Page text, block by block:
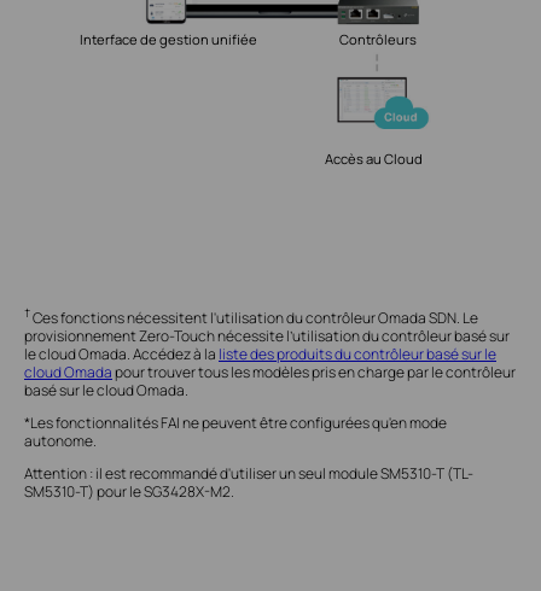
Interface de gestion unifiée Contrôleurs
Accès au Cloud
†Ces fonctions nécessitent l'utilisation du contrôleur Omada SDN. Le
provisionnement Zero-Touch nécessite l’utilisation du contrôleur basé sur
le cloud Omada. Accédez à la liste des produits du contrôleur basé sur le
cloud Omadapour trouver tous les modèles pris en charge par le contrôleur
basé sur le cloud Omada.
*Les fonctionnalités FAI ne peuvent être configurées qu'en mode
autonome.
Attention : il est recommandé d'utiliser un seul module SM5310-T (TL-
SM5310-T) pour le SG3428X-M2.